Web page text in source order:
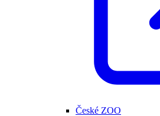
České ZOO